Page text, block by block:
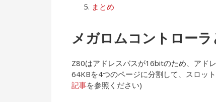
まとめ
メガロムコントローラ
Z80はアドレスバスが16bitのため、アド
64KBを4つのページに分割して、スロッ
記事を参照ください)